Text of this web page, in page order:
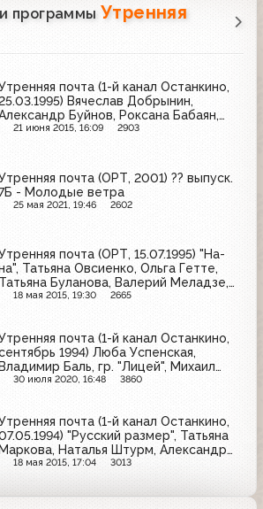
программы Утренняя
почта (1-й канал Останкино,
Вячеслав Добрынин,
Буйнов, Роксана Бабаян,
Татьяна Буланова.
21 июня 2015, 16:09 2903
почта (ОРТ, 2001) ?? выпуск.
- Молодые ветра
25 мая 2021, 19:46 2602
почта (ОРТ, 15.07.1995) "На-
Татьяна Овсиенко, Ольга Гетте,
Татьяна Буланова, Валерий Меладзе,
Игорь Николаев
18 мая 2015, 19:30 2665
почта (1-й канал Останкино,
1994) Люба Успенская,
Владимир Баль, гр. "Лицей", Михаил
Звездинский, Маша Распутина,
30 июля 2020, 16:48 3860
почта (1-й канал Останкино,
"Русский размер", Татьяна
Маркова, Наталья Штурм, Александр
Буйнов, Ирина Аллегрова, София
18 мая 2015, 17:04 3013